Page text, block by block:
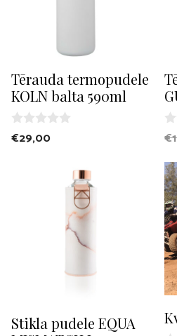
Tērauda termopudele
KOLN balta 590ml
0
o
€29,00
0
o
t
o
f
5
€
Stikla pudele EQUA